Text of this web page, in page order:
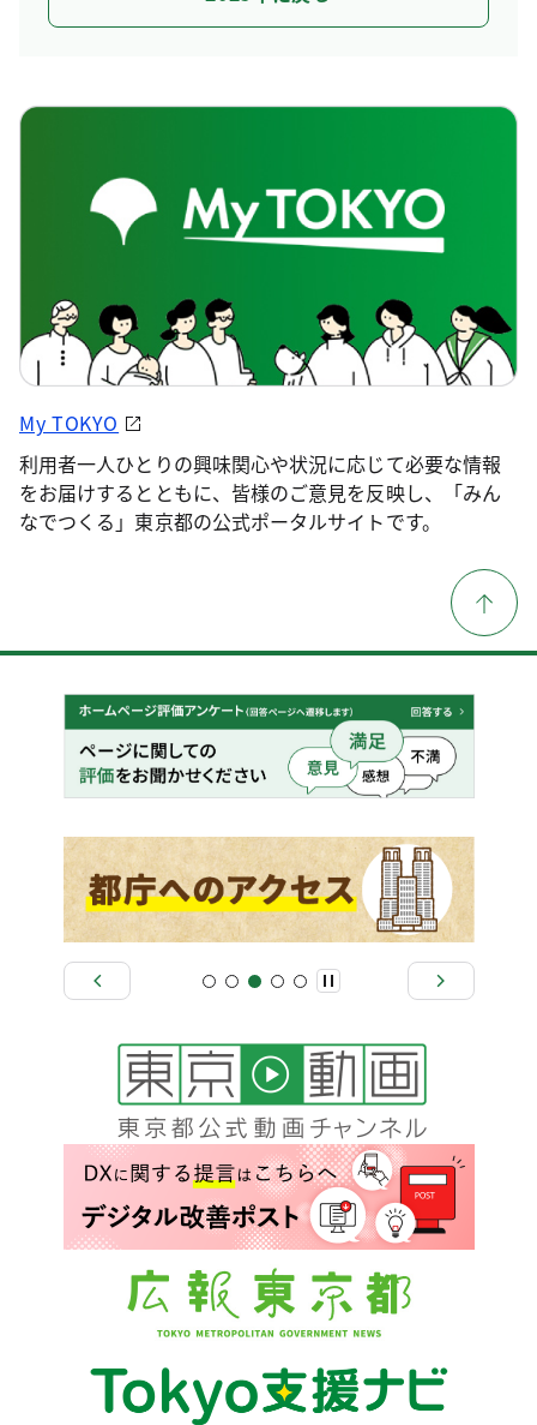
My TOKYO
利用者一人ひとりの興味関心や状況に応じて必要な情報
をお届けするとともに、皆様のご意見を反映し、「みん
なでつくる」東京都の公式ポータルサイトです。